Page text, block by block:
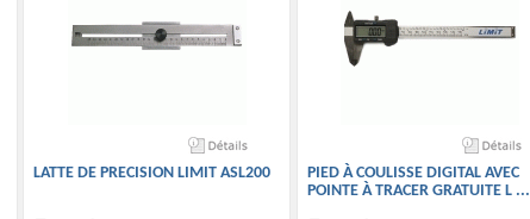
LATTE DE PRECISION LIMIT ASL200
PIED À COULISSE DIGITAL AVEC
POINTE À TRACER GRATUITE L ...